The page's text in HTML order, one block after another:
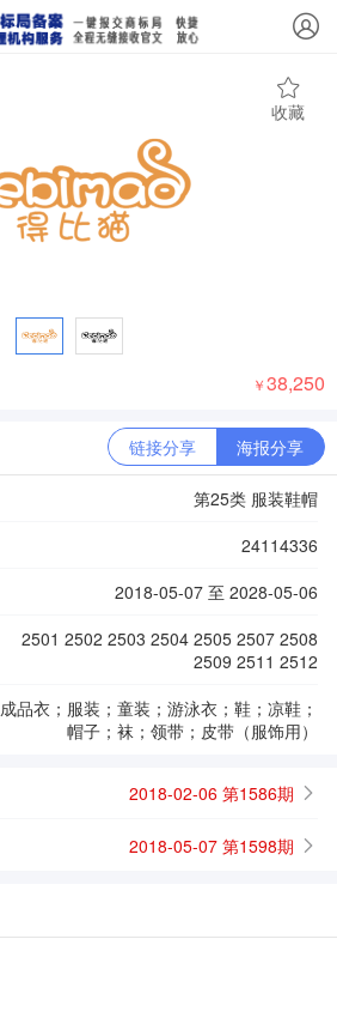
收藏
￥38,250
链接分享 海报分享
第25类 服装鞋帽
24114336
2018-05-07 至 2028-05-06
2501 2502 2503 2504 2505 2507 2508
2509 2511 2512
成品衣；服装；童装；游泳衣；鞋；凉鞋；
帽子；袜；领带；皮带（服饰用）
2018-02-06 第1586期
2018-05-07 第1598期